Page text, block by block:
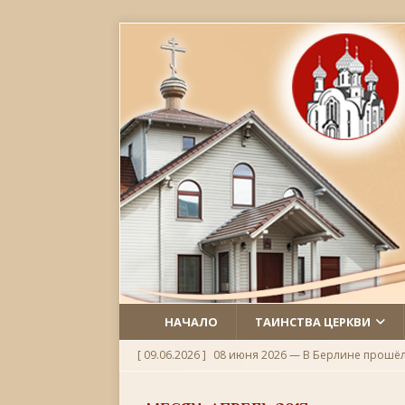
НАЧАЛО ТАИНСТВА ЦЕРКВИ
[ 09.06.2026 ] 08 июня 2026 — В Берлине